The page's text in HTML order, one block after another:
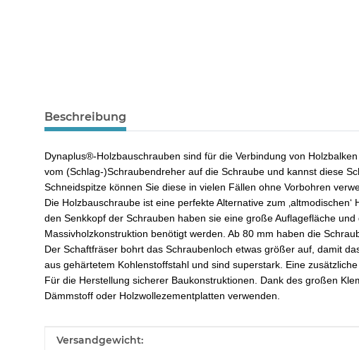
Beschreibung
Dynaplus®-Holzbauschrauben sind für die Verbindung von
vom (Schlag-)Schraubendreher auf die Schraube und kannst diese
Schneidspitze können Sie diese in vielen Fällen ohne Vorbohren
Die Holzbauschraube ist eine perfekte Alternative zum
den Senkkopf der Schrauben haben sie eine große Auflagefläche
Massivholzkonstruktion benötigt werden. Ab 80 mm haben die
Der Schaftfräser bohrt das Schraubenloch etwas größer auf, damit
aus gehärtetem Kohlenstoffstahl und sind superstark. Eine
Für die Herstellung sicherer Baukonstruktionen. Dank des großen
Dämmstoff oder Holzwollezementplatten verwenden.
Produkteigenschaft
Wert
Versandgewicht: